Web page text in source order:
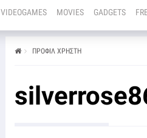
VIDEOGAMES MOVIES GADGETS
ΠΡΟΦΊΛ ΧΡΉΣΤΗ